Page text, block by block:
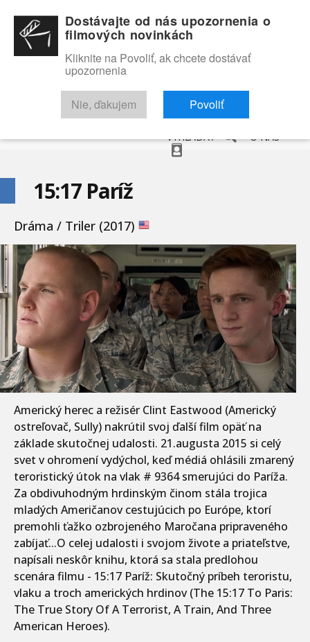
RECENZIE TRAILERY FILMOVÁ DATABÁZA
VYHĽADAŤ O NÁS
15:17 Paríž
Dráma / Triler (2017)
Americký herec a režisér Clint Eastwood (Americký
ostreľovač, Sully) nakrútil svoj ďalší film opäť na
základe skutočnej udalosti. 21.augusta 2015 si celý
svet v ohromení vydýchol, keď médiá ohlásili zmarený
teroristický útok na vlak # 9364 smerujúci do Paríža.
Za obdivuhodným hrdinským činom stála trojica
mladých Američanov cestujúcich po Európe, ktorí
premohli ťažko ozbrojeného Maročana pripraveného
zabíjať...O celej udalosti i svojom živote a priateľstve,
napísali neskôr knihu, ktorá sa stala predlohou
scenára filmu - 15:17 Paríž: Skutočný príbeh teroristu,
vlaku a troch amerických hrdinov (The 15:17 To Paris:
The True Story Of A Terrorist, A Train, And Three
American Heroes).
Dostávajte od nás upozornenia o
filmových novinkách
Kliknite na Povoliť, ak chcete dostávať
upozornenia
Nie, ďakujem Povoliť